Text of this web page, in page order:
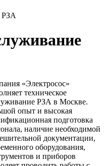
РЗА
«Электросос»
техническое
РЗА в Москве.
опыт и высокая
подготовка
наличие необходимой
документации,
оборудования,
и приборов